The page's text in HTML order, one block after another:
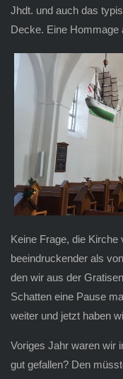
Jhdt. und auch das
Decke. Eine Hommage
Keine Frage, die
beeindruckender als
den wir aus der
Schatten eine Pause
weiter und jetzt haben
Voriges Jahr waren wir
gut gefallen? Den